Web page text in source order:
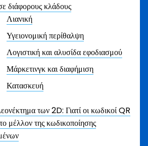
διάφορους κλάδους
Λιανική
Υγειονομική περίθαλψη
Λογιστική και αλυσίδα εφοδιασμού
Μάρκετινγκ και διαφήμιση
Κατασκευή
των 2D: Γιατί οι κωδικοί QR
το μέλλον της κωδικοποίησης